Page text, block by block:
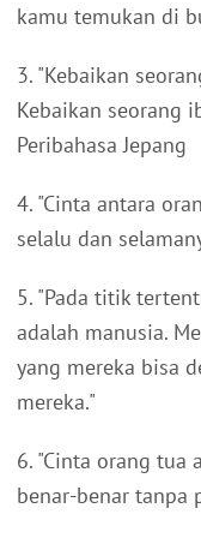
kamu temukan di
3. "Kebaikan
Kebaikan seorang
Peribahasa Jepang
4. "Cinta antara
selalu dan
5. "Pada titik
adalah manusia.
yang mereka bisa
mereka."
6. "Cinta orang tua
benar-benar tanpa